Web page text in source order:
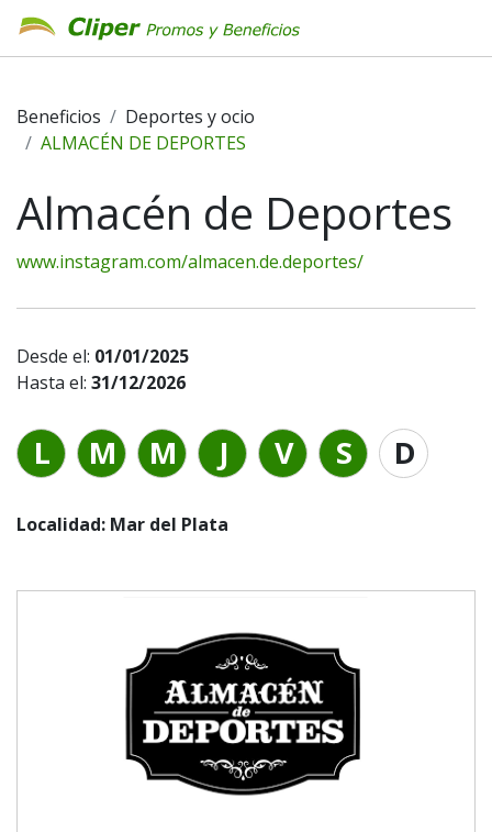
Beneficios
Deportes y ocio
ALMACÉN DE DEPORTES
Almacén de Deportes
www.instagram.com/almacen.de.deportes/
Desde el: 01/01/2025
Hasta el: 31/12/2026
L M M J V S D
Localidad: Mar del Plata